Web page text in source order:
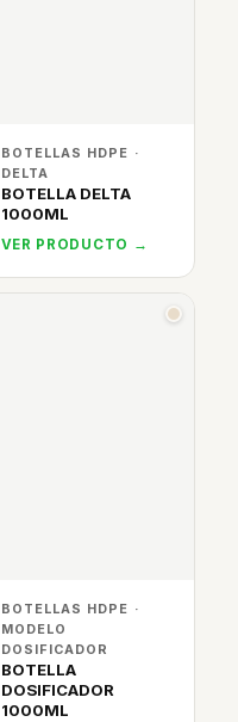
BOTELLAS HDPE ·
DELTA
BOTELLA DELTA
1000ML
VER PRODUCTO →
BOTELLAS HDPE ·
MODELO
DOSIFICADOR
BOTELLA
DOSIFICADOR
1000ML